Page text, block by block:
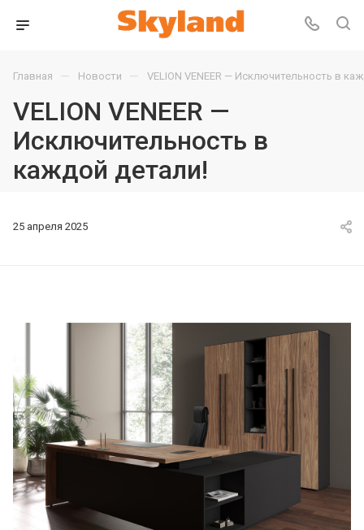
Главная — Новости — VELION VENEER — Исключительность в
VELION VENEER —
Исключительность в
каждой детали!
25 апреля 2025